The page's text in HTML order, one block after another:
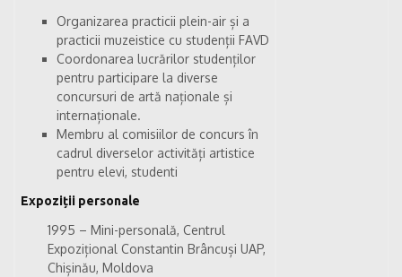
Organizarea practicii plein-air și a
practicii muzeistice cu studenții FAVD
Coordonarea lucrărilor studenților
pentru participare la diverse
concursuri de artă naționale și
internaționale.
Membru al comisiilor de concurs în
cadrul diverselor activități artistice
pentru elevi, studenti
Expoziții personale
1995 – Mini-personală, Centrul
Expozițional Constantin Brâncuși UAP,
Chișinău, Moldova